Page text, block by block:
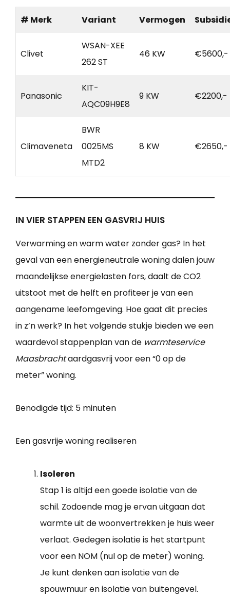
# Merk Variant Vermogen
Clivet
WSAN-XEE
262 ST
46 KW €5600,-
Panasonic
KIT-
AQC09H9E8
9 KW €2200,-
Climaveneta
BWR
0025MS
MTD2
8 KW €2650,-
IN VIER STAPPEN EEN GASVRIJ HUIS
Verwarming en warm water zonder gas? In het
geval van een energieneutrale woning dalen jouw
maandelijkse energielasten fors, daalt de CO2
uitstoot met de helft en profiteer je van een
aangename leefomgeving. Hoe gaat dit precies
in z’n werk? In het volgende stukje bieden we een
waardevol stappenplan van de warmteservice
Maasbrachtaardgasvrij voor een “0 op de
meter” woning.
Benodigde tijd: 5 minuten
Een gasvrije woning realiseren
Isoleren
Stap 1 is altijd een goede isolatie van de
schil. Zodoende mag je ervan uitgaan dat
warmte uit de woonvertrekken je huis weer
verlaat. Gedegen isolatie is het startpunt
voor een NOM (nul op de meter) woning.
Je kunt denken aan isolatie van de
spouwmuur en isolatie van buitengevel.